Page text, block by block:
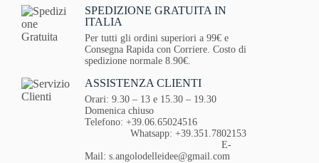
SPEDIZIONE GRATUITA IN
ITALIA
Per tutti gli ordini superiori a 99€ e
Consegna Rapida con Corriere. Costo di
spedizione normale 8.90€.
ASSISTENZA CLIENTI
Orari: 9.30 – 13 e 15.30 – 19.30
Domenica chiuso
Telefono: +39.06.65024516
Whatsapp: +39.351.7802153
E-
Mail: s.angolodelleidee@gmail.com